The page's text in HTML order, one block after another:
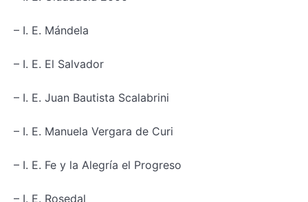
– I. E. Mándela
– I. E. El Salvador
– I. E. Juan Bautista Scalabrini
– I. E. Manuela Vergara de Curi
– I. E. Fe y la Alegría el Progreso
– I. E. Rosedal